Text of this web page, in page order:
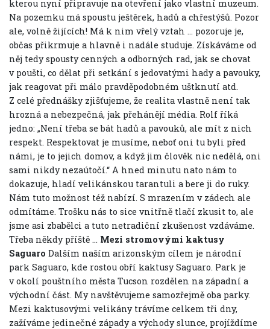
kterou nyní připravuje na otevření jako vlastní muzeum.
Na pozemku má spoustu ještěrek, hadů a chřestýšů. Pozor
ale, volně žijících! Má k nim vřelý vztah … pozoruje je,
občas přikrmuje a hlavně i nadále studuje. Získáváme od
něj tedy spousty cenných a odborných rad, jak se chovat
v poušti, co dělat při setkání s jedovatými hady a pavouky,
jak reagovat při málo pravděpodobném uštknutí atd.
Z celé přednášky zjišťujeme, že realita vlastně není tak
hrozná a nebezpečná, jak přehánějí média. Rolf říká
jedno: „Není třeba se bát hadů a pavouků, ale mít z nich
respekt. Respektovat je musíme, neboť oni tu byli před
námi, je to jejich domov, a když jim člověk nic nedělá, oni
sami nikdy nezaútočí.“ A hned minutu nato nám to
dokazuje, hladí velikánskou tarantuli a bere ji do ruky.
Nám tuto možnost též nabízí. S mrazením v zádech ale
odmítáme. Trošku nás to sice vnitřně tlačí zkusit to, ale
jsme asi zbabělci a tuto netradiční zkušenost vzdáváme.
Třeba někdy příště … Mezi stromovými kaktusy
Saguaro Dalším naším arizonským cílem je národní
park Saguaro, kde rostou obří kaktusy Saguaro. Park je
v okolí pouštního města Tucson rozdělen na západní a
východní část. My navštěvujeme samozřejmě oba parky.
Mezi kaktusovými velikány trávíme celkem tři dny,
zažíváme jedinečné západy a východy slunce, projíždíme